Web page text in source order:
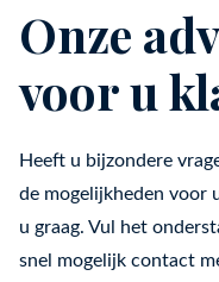
Onze
voor u
Heeft u bijzondere
de mogelijkheden voor
u graag. Vul het
snel mogelijk contact